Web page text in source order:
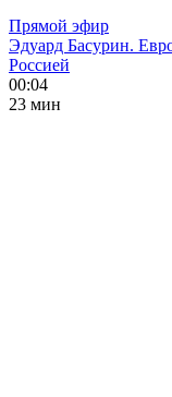
Прямой эфир
Эдуард Басурин.
Россией
00:04
23 мин